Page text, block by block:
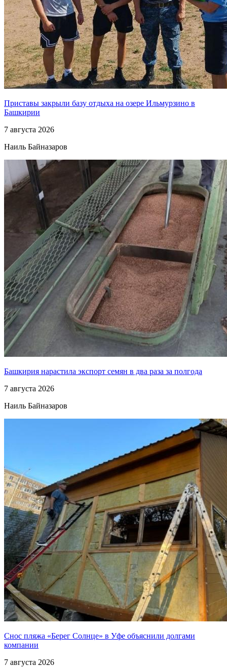
Приставы закрыли базу отдыха на озере Ильмурзино в
Башкирии
7 августа 2026
Наиль Байназаров
Башкирия нарастила экспорт семян в два раза за полгода
7 августа 2026
Наиль Байназаров
Снос пляжа «Берег Солнце» в Уфе объяснили долгами
компании
7 августа 2026